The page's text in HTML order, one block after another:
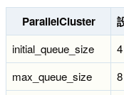
ParallelCluster
initial_queue_size 4
max_queue_size
8